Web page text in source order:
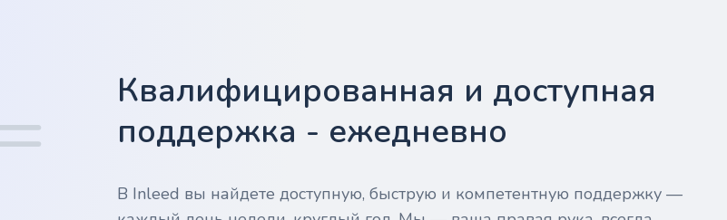
Квалифицированная и доступная
поддержка - ежедневно
В Inleed вы найдете доступную, быструю и компетентную поддержку —